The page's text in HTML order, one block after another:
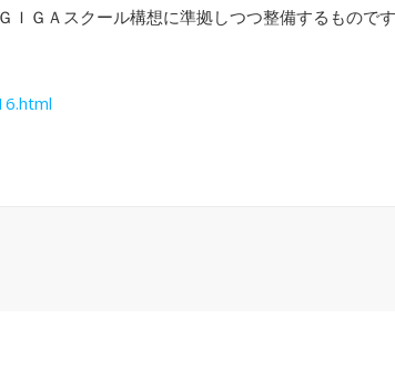
ＩＧＡスクール構想に準拠しつつ整備するもので